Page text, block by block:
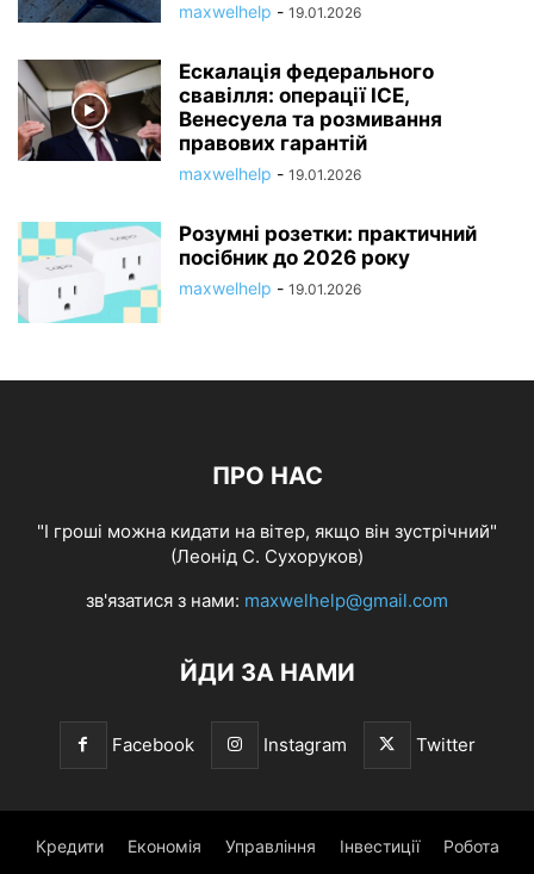
maxwelhelp - 19.01.2026
Ескалація федерального
свавілля: операції ICE,
Венесуела та розмивання
правових гарантій
maxwelhelp - 19.01.2026
Розумні розетки: практичний
посібник до 2026 року
maxwelhelp - 19.01.2026
ПРО НАС
"І гроші можна кидати на вітер, якщо він зустрічний"
(Леонід С. Сухоруков)
зв'язатися з нами: maxwelhelp@gmail.com
ЙДИ ЗА НАМИ
Facebook Instagram Twitter
Кредити Економія Управління Інвестиції Робота